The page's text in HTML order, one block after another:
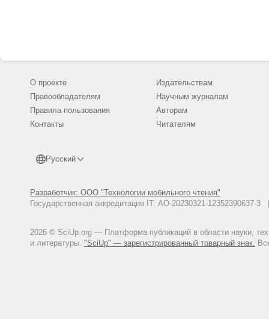
О проекте
Правообладателям
Правила пользования
Контакты
Русский
Разработчик: ООО "Технологии мобильного чтения"
Государственная аккредитация IT: АО-20230321-
2026 © SciUp.org — Платформа публикаций в области науки,
и литературы. "SciUp" — зарегистрированный товарный знак.
Издательствам
Научным журналам
Авторам
Читателям